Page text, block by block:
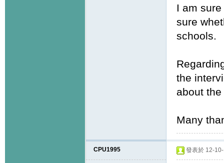
I am
sure
schools.
the
about
Many
CPU1995 發表於 12-